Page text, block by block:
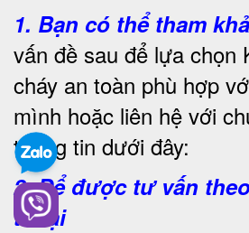
1. Bạn có thể tham
vấn đề sau để lựa chọn
cháy an toàn phù hợp
mình hoặc liên hệ với
thông tin dưới đây:
2. Để được tư vấn
thoại